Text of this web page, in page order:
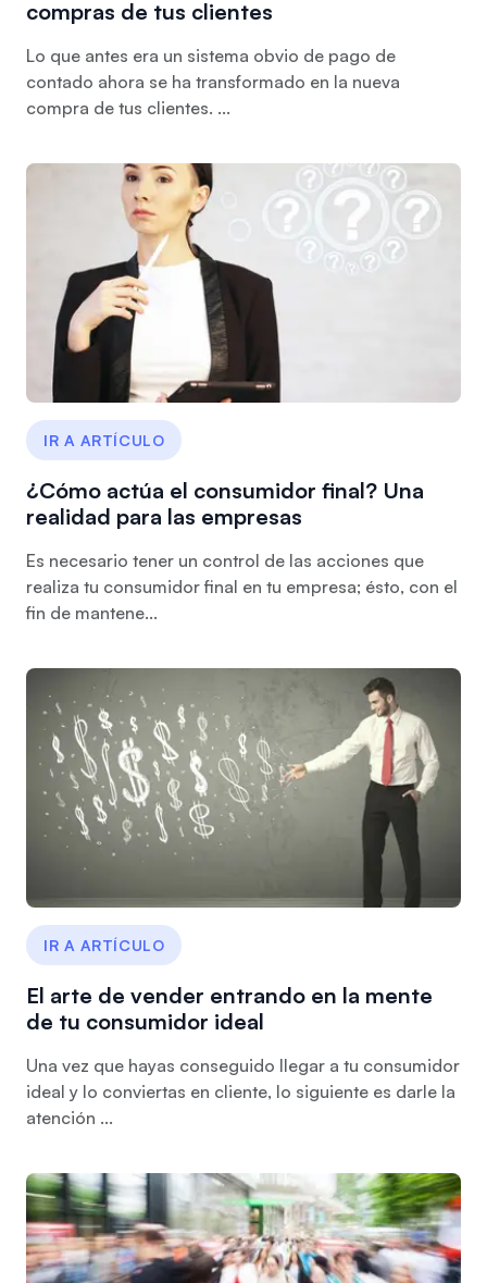
compras de tus clientes
Lo que antes era un sistema obvio de pago de
contado ahora se ha transformado en la nueva
compra de tus clientes. ...
IR A ARTÍCULO
¿Cómo actúa el consumidor final? Una
realidad para las empresas
Es necesario tener un control de las acciones que
realiza tu consumidor final en tu empresa; ésto, con el
fin de mantene...
IR A ARTÍCULO
El arte de vender entrando en la mente
de tu consumidor ideal
Una vez que hayas conseguido llegar a tu consumidor
ideal y lo conviertas en cliente, lo siguiente es darle la
atención ...